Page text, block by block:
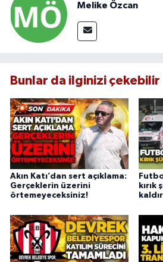
Melike Özcan
Bunlar da ilginizi çekebilir
Akın Katı’dan sert açıklama:
Gerçeklerin üzerini
örtemeyeceksiniz!